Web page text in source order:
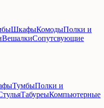
ШкафыКомодыПолки и
ВешалкиСопутсвующие
ТумбыПолки и
ТабуреыКомпьютерные